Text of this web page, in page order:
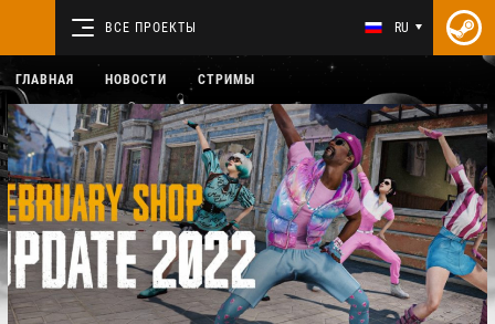
ВСЕ ПРОЕКТЫ RU
ГЛАВНАЯ НОВОСТИ СТРИМЫ